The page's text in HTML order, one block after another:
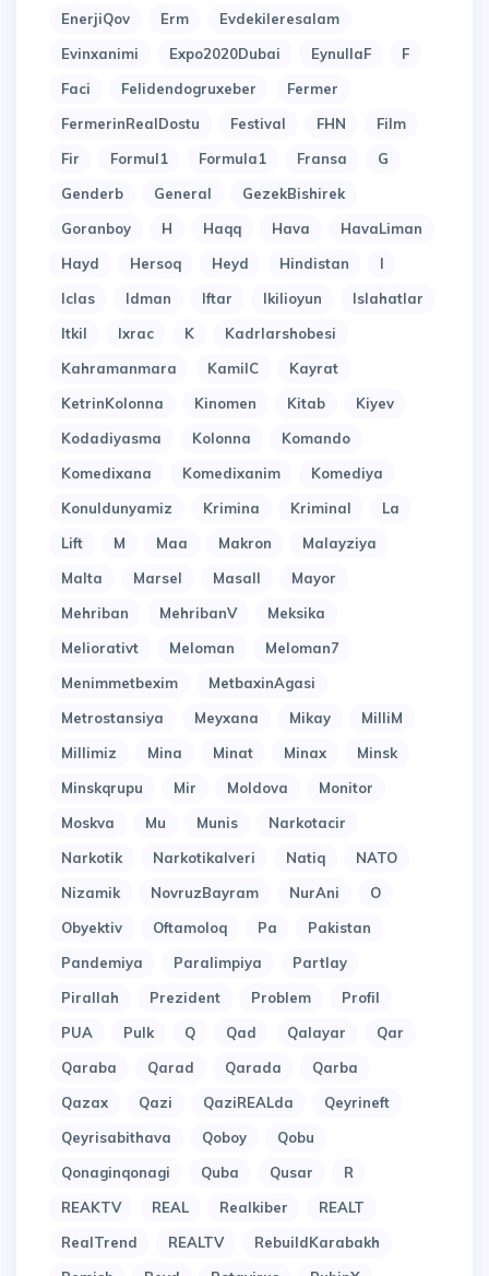
EnerjiQov
Erm
Evdekileresalam
Evinxanimi
Expo2020Dubai EynullaF
F
Faci
Felidendogruxeber
Fermer
FermerinRealDostu
Festival FHN
Film
Fir
Formul1 Formula1 Fransa
G
Genderb
General
GezekBishirek
Goranboy
H Haqq Hava
HavaLiman
Hayd
Hersoq Heyd Hindistan
I
Iclas
Idman Iftar Ikilioyun
Islahatlar
Itkil
Ixrac K
Kadrlarshobesi
Kahramanmara
KamilC
Kayrat
KetrinKolonna
Kinomen Kitab
Kiyev
Kodadiyasma
Kolonna
Komando
Komedixana
Komedixanim
Komediya
Konuldunyamiz
Krimina Kriminal
La
Lift
M Maa Makron
Malayziya
Malta
Marsel Masall
Mayor
Mehriban
MehribanV
Meksika
Meliorativt
Meloman
Meloman7
Menimmetbexim
MetbaxinAgasi
Metrostansiya
Meyxana Mikay
MilliM
Millimiz
Mina Minat Minax
Minsk
Minskqrupu
Mir Moldova
Monitor
Moskva
Mu Munis
Narkotacir
Narkotik
Narkotikalveri Natiq
NATO
Nizamik
NovruzBayram NurAni
O
Obyektiv
Oftamoloq Pa
Pakistan
Pandemiya
Paralimpiya
Partlay
Pirallah
Prezident Problem
Profil
PUA
Pulk Q Qad Qalayar
Qar
Qaraba
Qarad Qarada
Qarba
Qazax
Qazi QaziREALda
Qeyrineft
Qeyrisabithava
Qoboy
Qobu
Qonaginqonagi
Quba Qusar
R
REAKTV
REAL Realkiber
REALT
RealTrend
REALTV
RebuildKarabakh